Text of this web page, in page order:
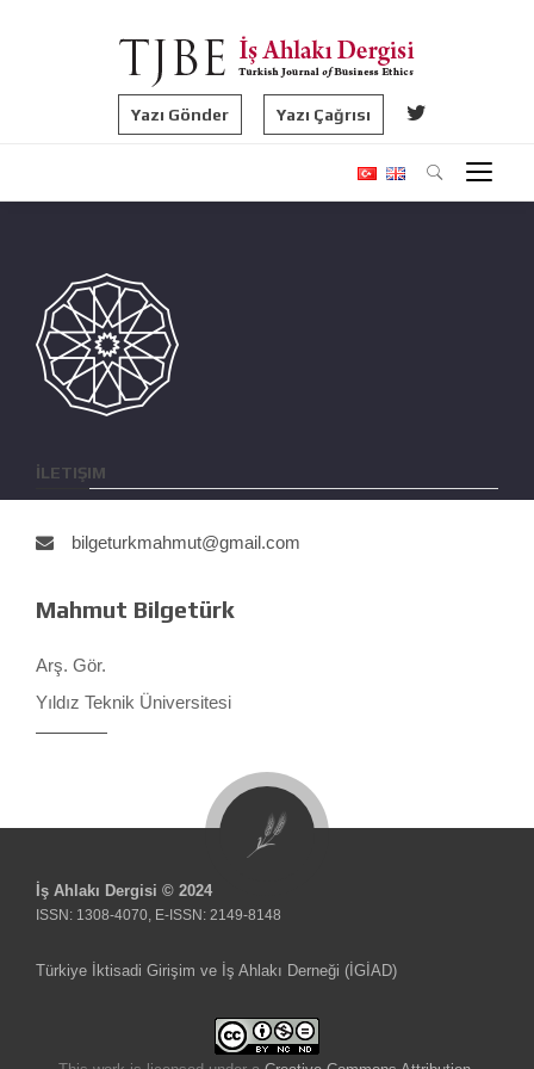
Yazı Gönder Yazı Çağrısı
İLETIŞIM
bilgeturkmahmut@gmail.com
Mahmut Bilgetürk
Arş. Gör.
Yıldız Teknik Üniversitesi
İş Ahlakı Dergisi © 2024
ISSN: 1308-4070, E-ISSN: 2149-8148
Türkiye İktisadi Girişim ve İş Ahlakı Derneği (İGİAD)